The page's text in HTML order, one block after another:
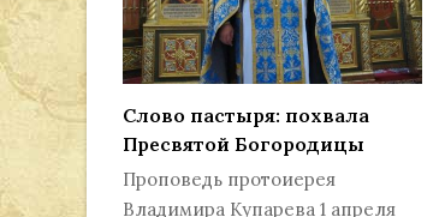
Слово пастыря: похвала
Пресвятой Богородицы
Проповедь протоиерея
Владимира Купарева 1 апреля